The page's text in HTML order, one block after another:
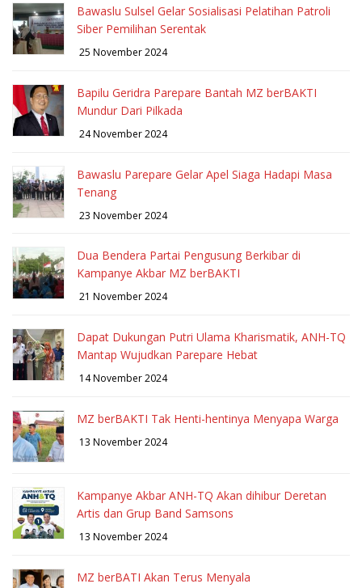
Bawaslu Sulsel Gelar Sosialisasi Pelatihan Patroli
Siber Pemilihan Serentak
25 November 2024
Bapilu Geridra Parepare Bantah MZ berBAKTI
Mundur Dari Pilkada
24 November 2024
Bawaslu Parepare Gelar Apel Siaga Hadapi Masa
Tenang
23 November 2024
Dua Bendera Partai Pengusung Berkibar di
Kampanye Akbar MZ berBAKTI
21 November 2024
Dapat Dukungan Putri Ulama Kharismatik, ANH-TQ
Mantap Wujudkan Parepare Hebat
14 November 2024
MZ berBAKTI Tak Henti-hentinya Menyapa Warga
13 November 2024
Kampanye Akbar ANH-TQ Akan dihibur Deretan
Artis dan Grup Band Samsons
13 November 2024
MZ berBATI Akan Terus Menyala